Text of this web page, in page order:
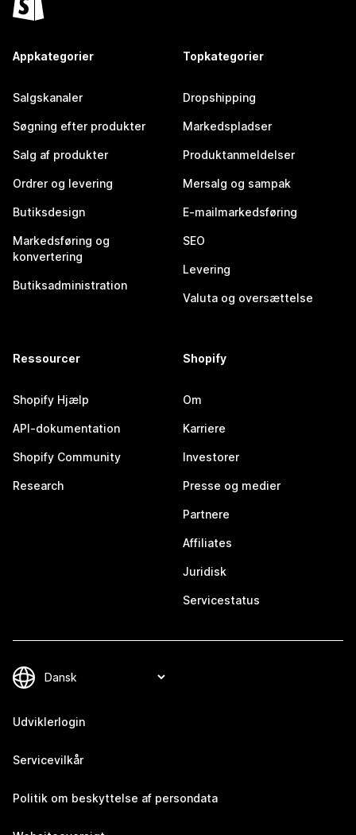
Appkategorier
Salgskanaler
Søgning efter produkter
Salg af produkter
Ordrer og levering
Butiksdesign
Markedsføring og
konvertering
Butiksadministration
Topkategorier
Dropshipping
Markedspladser
Produktanmeldelser
Mersalg og sampak
E-mailmarkedsføring
SEO
Levering
Valuta og oversættelse
Ressourcer
Shopify Hjælp
API-dokumentation
Shopify Community
Research
Shopify
Om
Karriere
Investorer
Presse og medier
Partnere
Affiliates
Juridisk
Servicestatus
Udviklerlogin
Servicevilkår
Politik om beskyttelse af persondata